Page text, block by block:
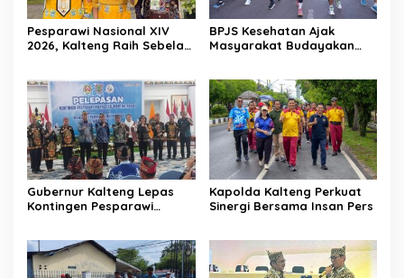
Pesparawi Nasional XIV
2026, Kalteng Raih Sebelas
BPJS Kesehatan Ajak
Masyarakat Budayakan
Gubernur Kalteng Lepas
Kontingen Pesparawi
Kapolda Kalteng Perkuat
Sinergi Bersama Insan Pers